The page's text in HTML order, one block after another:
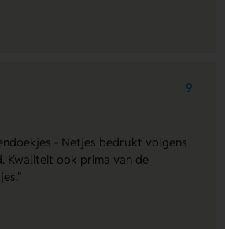
9
- Netjes bedrukt volgens
Kwaliteit ook prima van de